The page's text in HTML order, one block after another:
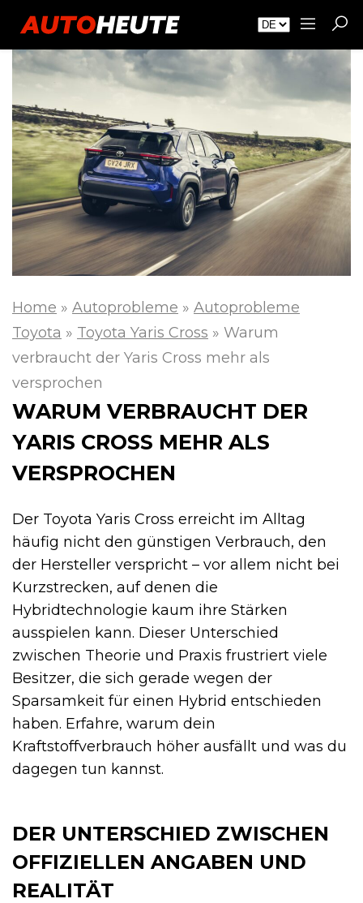
Home » Autoprobleme » Autoprobleme
Toyota » Toyota Yaris Cross » Warum
verbraucht der Yaris Cross mehr als
versprochen
WARUM VERBRAUCHT DER
YARIS CROSS MEHR ALS
VERSPROCHEN
Der Toyota Yaris Cross erreicht im Alltag
häufig nicht den günstigen Verbrauch, den
der Hersteller verspricht – vor allem nicht bei
Kurzstrecken, auf denen die
Hybridtechnologie kaum ihre Stärken
ausspielen kann. Dieser Unterschied
zwischen Theorie und Praxis frustriert viele
Besitzer, die sich gerade wegen der
Sparsamkeit für einen Hybrid entschieden
haben. Erfahre, warum dein
Kraftstoffverbrauch höher ausfällt und was du
dagegen tun kannst.
DER UNTERSCHIED ZWISCHEN
OFFIZIELLEN ANGABEN UND
REALITÄT